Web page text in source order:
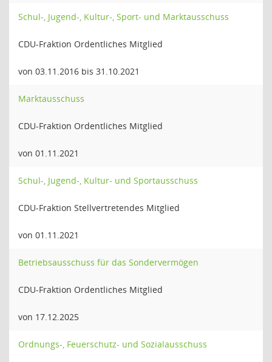
Schul-, Jugend-, Kultur-, Sport- und Marktausschuss
CDU-Fraktion Ordentliches Mitglied
von 03.11.2016 bis 31.10.2021
Marktausschuss
CDU-Fraktion Ordentliches Mitglied
von 01.11.2021
Schul-, Jugend-, Kultur- und Sportausschuss
CDU-Fraktion Stellvertretendes Mitglied
von 01.11.2021
Betriebsausschuss für das Sondervermögen
CDU-Fraktion Ordentliches Mitglied
von 17.12.2025
Ordnungs-, Feuerschutz- und Sozialausschuss